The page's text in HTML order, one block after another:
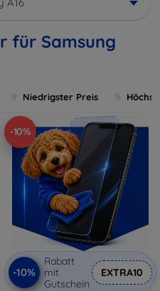
für Samsung
Niedrigster Preis
-10%
-10%
Rabatt
mit
Gutschein
EXTRA10